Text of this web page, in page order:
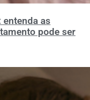
as
pode ser